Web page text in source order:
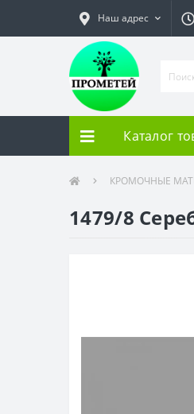
Наш адрес
Каталог
КРОМОЧНЫЕ
1479/8